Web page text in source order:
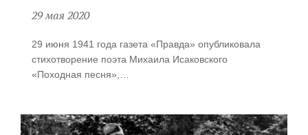
29 мая 2020
29 июня 1941 года газета «Правда» опубликовала
стихотворение поэта Михаила Исаковского
«Походная песня»,…